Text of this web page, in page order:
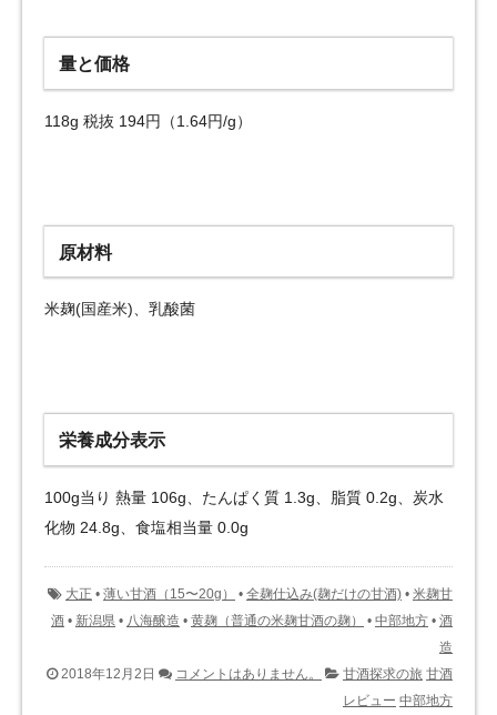
量と価格
118g 税抜 194円（1.64円/g）
原材料
米麹(国産米)、乳酸菌
栄養成分表示
100g当り 熱量 106g、たんぱく質 1.3g、脂質 0.2g、炭水
化物 24.8g、食塩相当量 0.0g
大正 • 薄い甘酒（15〜20g） • 全麹仕込み(麹だけの甘酒) • 米麹甘
酒 • 新潟県 • 八海醸造 • 黄麹（普通の米麹甘酒の麹） • 中部地方 • 酒
造
2018年12月2日
コメントはありません。 甘酒探求の旅 甘酒
レビュー 中部地方